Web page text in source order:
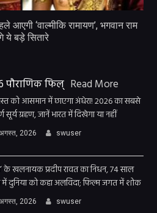
आएगी ‘वाल्मीकि रामायण’, भगवान राम
ये बड़े सितारे
पौराणिक फिल् Read More
को आसमान में छाएगा अंधेरा! 2026 का सबसे
सूर्य ग्रहण, जानें भारत में दिखेगा या नहीं
2026 swuser
के खलनायक प्रदीप रावत का निधन, 74 साल
में दुनिया को कहा अलविदा; फिल्म जगत में शोक
2026 swuser